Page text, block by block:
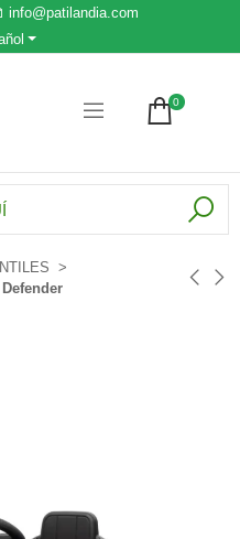
info@patilandia.com
0